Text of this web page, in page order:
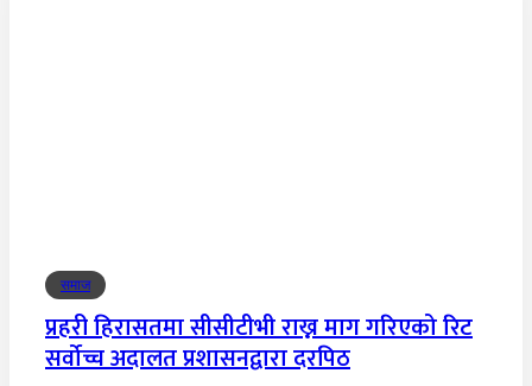
समाज
प्रहरी हिरासतमा सीसीटीभी राख्न माग गरिएको रिट
सर्वोच्च अदालत प्रशासनद्वारा दरपिठ